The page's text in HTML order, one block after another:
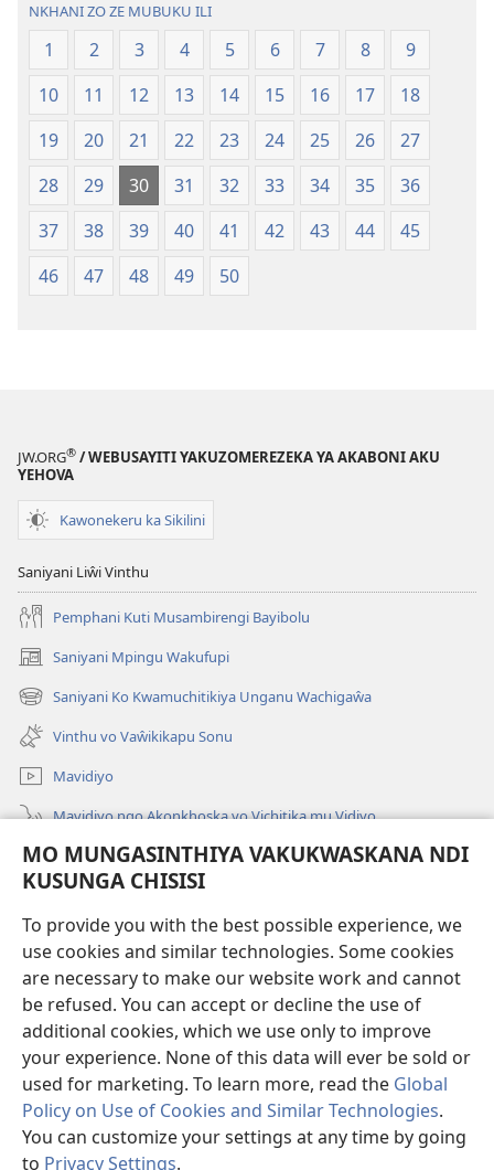
MO MUNGASINTHIYA VAKUKWASKANA NDI
KUSUNGA CHISISI
To provide you with the best possible experience, we
use cookies and similar technologies. Some cookies
are necessary to make our website work and cannot
be refused. You can accept or decline the use of
additional cookies, which we use only to improve
your experience. None of this data will ever be sold or
used for marketing. To learn more, read the Global
Policy on Use of Cookies and Similar Technologies.
You can customize your settings at any time by going
to Privacy Settings.
NKHANI ZO ZE MUBUKU ILI
1 2 3 4 5 6 7 8
9
10
11 12 13 14 15 16 17
18
19
20 21 22 23 24 25 26
27
28
29 30 31 32 33 34 35
36
37
38 39 40 41 42 43 44
45
46
47 48 49 50
JW.ORG® / WEBUSAYITI YAKUZOMEREZEKA YA AKABONI AKU
YEHOVA
Kawonekeru ka Sikilini
Saniyani Liŵi Vinthu
Pemphani Kuti Musambirengi Bayibolu
Saniyani Mpingu Wakufupi
(Lajula
Peji
Linyaki)
Saniyani Ko Kwamuchitikiya Unganu Wachigaŵa
(Lajula
Peji
Linyaki)
Vinthu vo Vaŵikikapu Sonu
Mavidiyo
Mavidiyo ngo Akonkhoska vo Vichitika mu Vidiyo
Fufuzani
(Lajula
Linyaki)LAYIBULARE YA PA INTANETI
(Lajula
Peji
Linyaki)JW Hub ®
(Lajula
Peji
Linyaki)
Copyright© 2026 Watch Tower Bible and Tract Society of Pennsylvania.
FUNDU ZO MUKHUMBIKA KULONDO